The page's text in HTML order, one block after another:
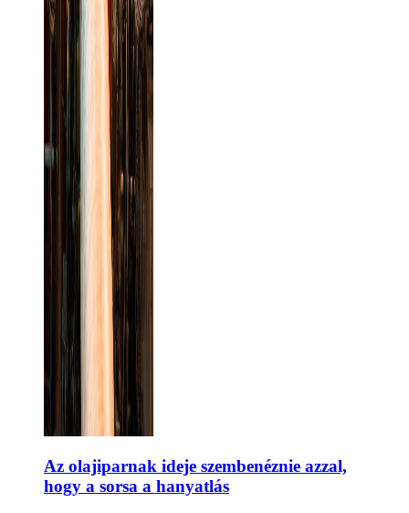
Az olajiparnak ideje szembenéznie azzal,
hogy a sorsa a hanyatlás